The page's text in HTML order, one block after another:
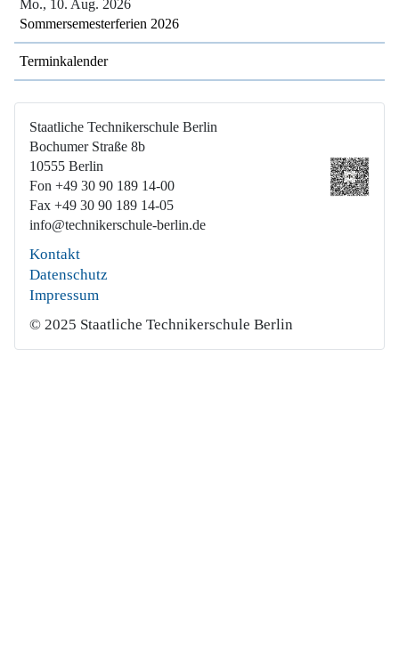
Mo., 10. Aug. 2026
Sommersemesterferien 2026
Terminkalender
Staatliche Technikerschule Berlin
Bochumer Straße 8b
10555 Berlin
Fon +49 30 90 189 14-00
Fax +49 30 90 189 14-05
info@technikerschule-berlin.de
Kontakt
Datenschutz
Impressum
© 2025 Staatliche Technikerschule Berlin